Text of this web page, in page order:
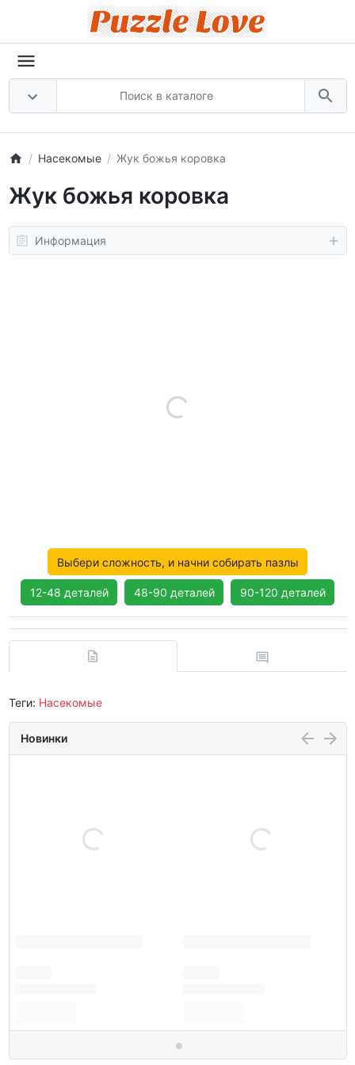
Насекомые Жук божья коровка
Жук божья коровка
Информация
Выбери сложность, и начни собирать пазлы
12-48 деталей 48-90 деталей 90-120 деталей
Теги: Насекомые
Новинки